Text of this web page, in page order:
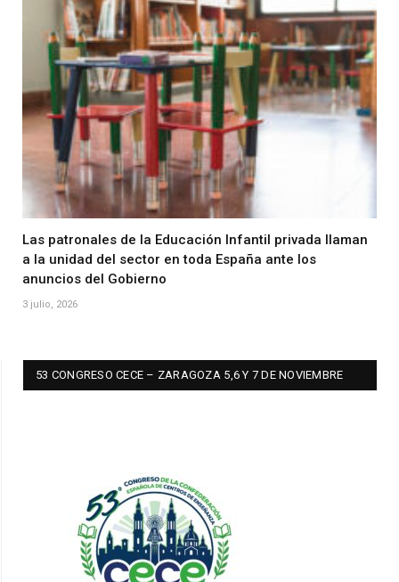
Las patronales de la Educación Infantil privada llaman
a la unidad del sector en toda España ante los
anuncios del Gobierno
3 julio, 2026
53 CONGRESO CECE – ZARAGOZA 5,6 Y 7 DE NOVIEMBRE